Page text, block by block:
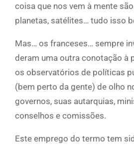
coisa que nos vem à mente
planetas, satélites… tudo isso
Mas… os franceses… sempre
deram uma outra conotação à
os observatórios de políticas
(bem perto da gente) de olho
governos, suas autarquias,
conselhos e comissões.
Este emprego do termo tem